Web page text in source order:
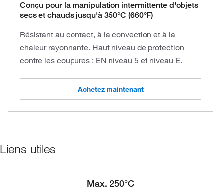
Conçu pour la manipulation intermittente d'objets
secs et chauds jusqu'à 350°C (660°F)
Résistant au contact, à la convection et à la
chaleur rayonnante. Haut niveau de protection
contre les coupures : EN niveau 5 et niveau E.
Achetez maintenant
Liens utiles
Max. 250°C